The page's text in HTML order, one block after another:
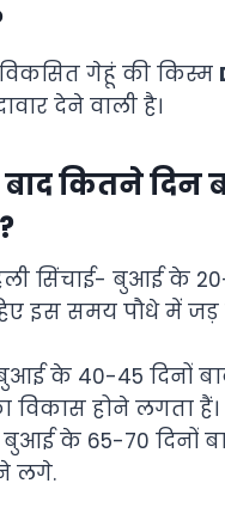
विकसित गेहूं की किस्म
देने वाली है।
कितने दिन
सिंचाई- बुआई के
इस समय पौधे में
के 40-45 दिनों
होने लगता हैं।
बुआई के 65-70 दिनों
लगे.